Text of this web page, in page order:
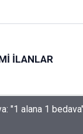
İLANLAR
"1 alana 1 bedava"